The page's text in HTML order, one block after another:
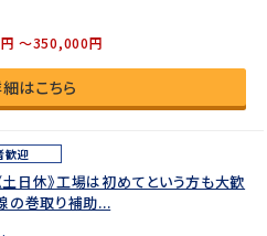
～350,000円
はこちら
歓迎
日休》工場は初めてという方も大歓
の巻取り補助...